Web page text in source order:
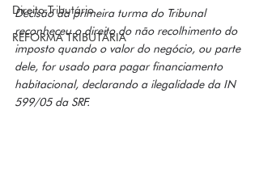
Direito Tributário
REFORMA TRIBUTÁRIA
Decisão da primeira turma do Tribunal
reconheceu o direito do não recolhimento do
imposto quando o valor do negócio, ou parte
dele, for usado para pagar financiamento
habitacional, declarando a ilegalidade da IN
599/05 da SRF.